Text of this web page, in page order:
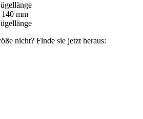
mm
nicht? Finde sie jetzt heraus: